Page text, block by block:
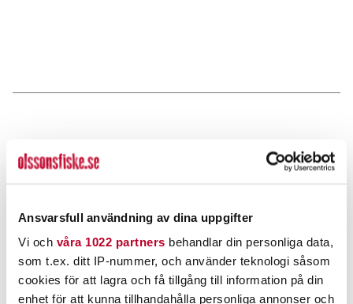
Ansvarsfull användning av dina uppgifter
Vi och våra 1022 partners behandlar din personliga data,
som t.ex. ditt IP-nummer, och använder teknologi såsom
cookies för att lagra och få tillgång till information på din
enhet för att kunna tillhandahålla personliga annonser och
POPULÄRT JUST NU